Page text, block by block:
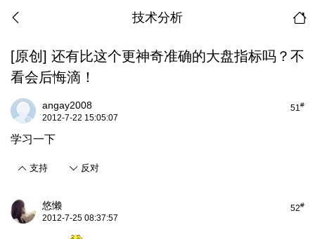
技术分析
[原创] 还有比这个更神奇准确的大盘指标吗？不
看会后悔滴！
51#
angay2008
2012-7-22 15:05:07
学习一下
支持 反对
52#
悠懒
2012-7-25 08:37:57